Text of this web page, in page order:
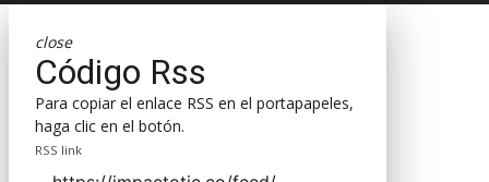
close
Código Rss
Para copiar el enlace RSS en el portapapeles,
haga clic en el botón.
RSS link